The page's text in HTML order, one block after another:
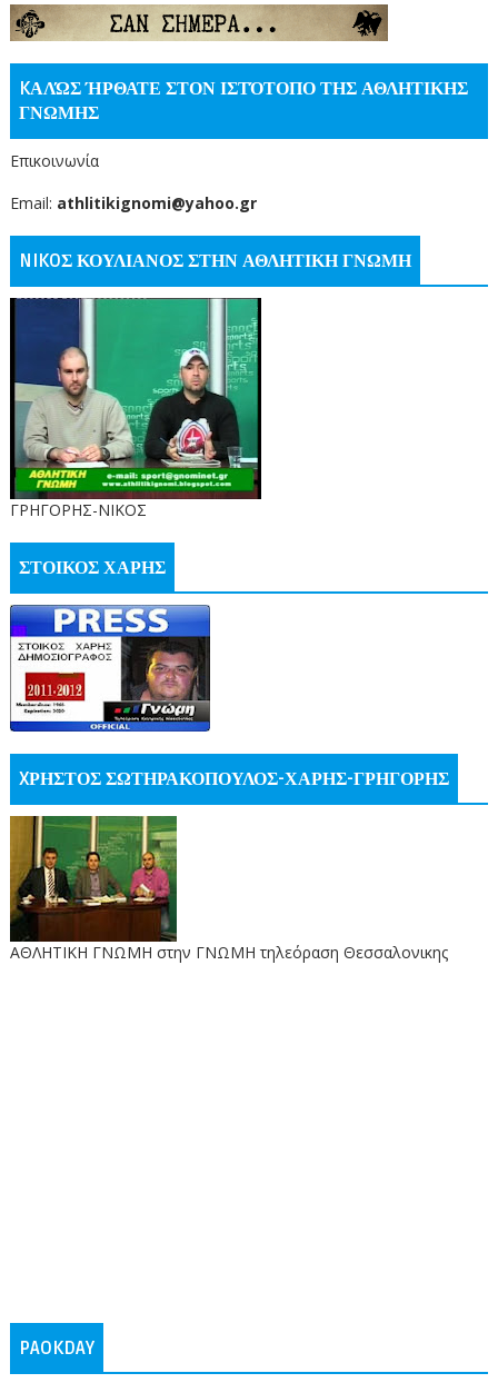
KΑΛΏΣ ΉΡΘΑΤΕ ΣΤΟΝ ΙΣΤΌΤΟΠΟ ΤΗΣ ΑΘΛΗΤΙΚΗΣ
ΓΝΩΜΗΣ
Επικοινωνία
Email: athlitikignomi@yahoo.gr
NIKOΣ ΚΟΥΛΙΑΝΟΣ ΣΤΗΝ ΑΘΛΗΤΙΚΗ ΓΝΩΜΗ
ΓΡΗΓΟΡΗΣ-ΝΙΚΟΣ
ΣΤΟΙΚΟΣ ΧΑΡΗΣ
XΡΗΣΤΟΣ ΣΩΤΗΡΑΚΟΠΟΥΛΟΣ-ΧΑΡΗΣ-ΓΡΗΓΟΡΗΣ
ΑΘΛΗΤΙΚΗ ΓΝΩΜΗ στην ΓΝΩΜΗ τηλεόραση Θεσσαλονικης
PAOKDAY